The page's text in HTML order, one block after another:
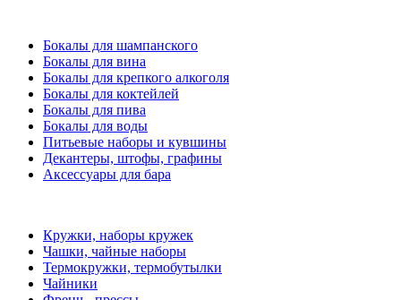
Бокалы для шампанского
Бокалы для вина
Бокалы для крепкого алкоголя
Бокалы для коктейлей
Бокалы для пива
Бокалы для воды
Питьевые наборы и кувшины
Декантеры, штофы, графины
Аксессуары для бара
Кружки, наборы кружек
Чашки, чайные наборы
Термокружки, термобутылки
Чайники